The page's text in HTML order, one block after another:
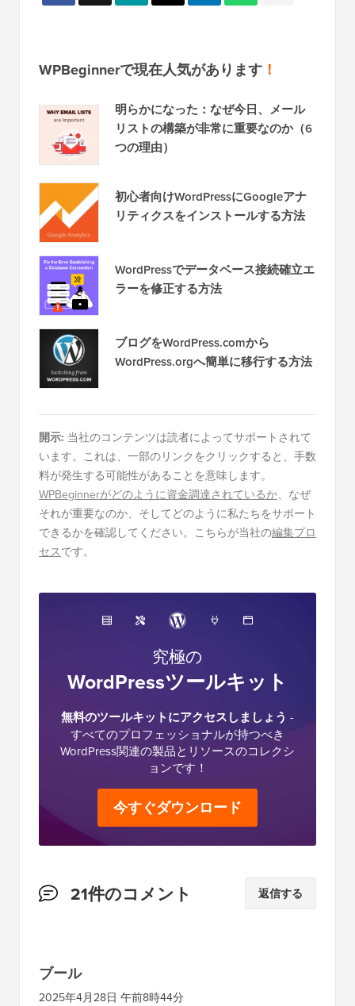
WPBeginnerで現在人気があります ！
明らかになった：なぜ今日、メール
リストの構築が非常に重要なのか（6
つの理由）
初心者向けWordPressにGoogleアナ
リティクスをインストールする方法
WordPressでデータベース接続確立エ
ラーを修正する方法
ブログをWordPress.comから
WordPress.orgへ簡単に移行する方法
開示: 当社のコンテンツは読者によってサポートされて
います。これは、一部のリンクをクリックすると、手数
料が発生する可能性があることを意味します。
WPBeginnerがどのように資金調達されているか、なぜ
それが重要なのか、そしてどのように私たちをサポート
できるかを確認してください。こちらが当社の編集プロ
セスです。
究極の
WordPressツールキット
無料のツールキットにアクセスしましょう -
すべてのプロフェッショナルが持つべき
WordPress関連の製品とリソースのコレクシ
ョンです！
今すぐダウンロード
読
の
イ
21件のコメント 返信する
ブール
2025年4月28日 午前8時44分